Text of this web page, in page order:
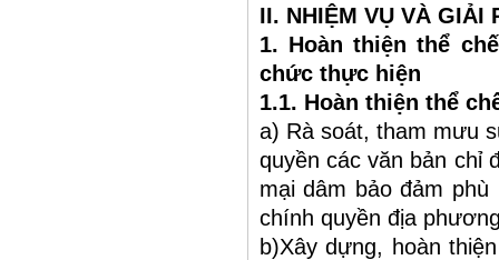
II. NHIỆM VỤ VÀ GIẢI
1. Hoàn thiện thể
chức thực hiện
1.1. Hoàn thiện thể
a) Rà soát, tham mưu
quyền các văn bản chỉ
mại dâm bảo đảm
chính quyền địa
b)Xây dựng, hoàn